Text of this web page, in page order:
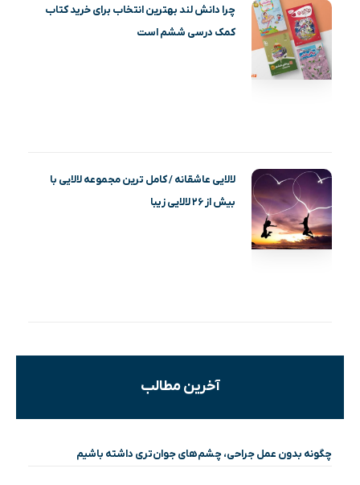
چرا دانش لند بهترین انتخاب برای خرید کتاب
کمک درسی ششم است
لالایی عاشقانه / کامل ترین مجموعه لالایی با
بیش از ۲۶ لالایی زیبا
آخرین مطالب
چگونه بدون عمل جراحی، چشم‌های جوان‌تری داشته باشیم